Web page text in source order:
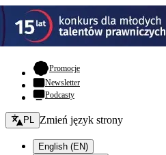
Promocje- otwiera się w nowej karcie
Newsletter
Podcasty
Zmień język - bieżący:
PL Zmień język strony
English (EN)